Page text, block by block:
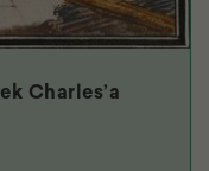
Charles’a